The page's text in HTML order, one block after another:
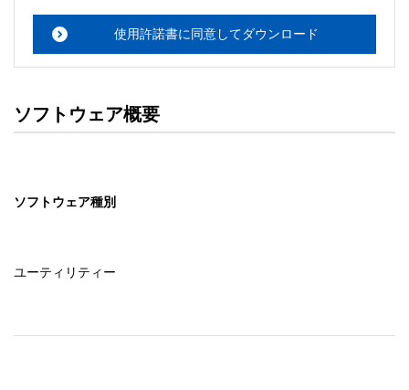
メーションセンターまでお願い
ルをお読み下さい。
ソフトウェアの保証範囲
・ソフトウェアのダウンロード・導入はお客様の責任にお
セイコーエプソン株式会社に帰属します。
使用許諾書に同意してダウンロード
ソフトウェア概要
ソフトウェア種別
ユーティリティー